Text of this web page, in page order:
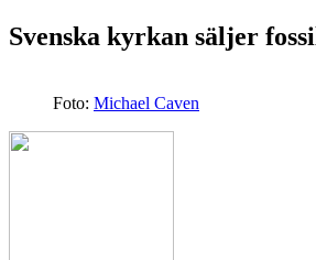
Svenska kyrkan säljer
Foto: Michael Caven